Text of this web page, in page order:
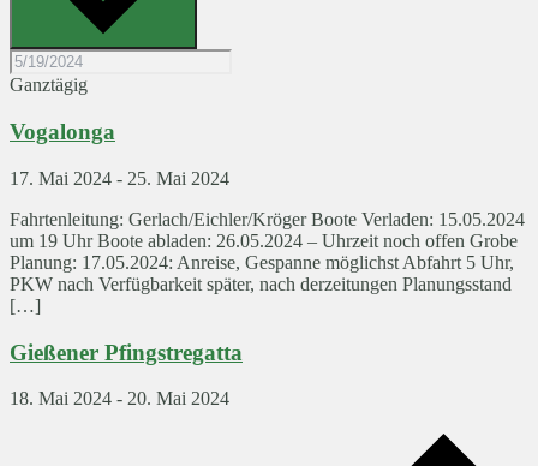
Ganztägig
Vogalonga
17. Mai 2024 - 25. Mai 2024
Fahrtenleitung: Gerlach/Eichler/Kröger Boote Verladen: 15.05.2024
um 19 Uhr Boote abladen: 26.05.2024 – Uhrzeit noch offen Grobe
Planung: 17.05.2024: Anreise, Gespanne möglichst Abfahrt 5 Uhr,
PKW nach Verfügbarkeit später, nach derzeitungen Planungsstand
[…]
Gießener Pfingstregatta
18. Mai 2024 - 20. Mai 2024